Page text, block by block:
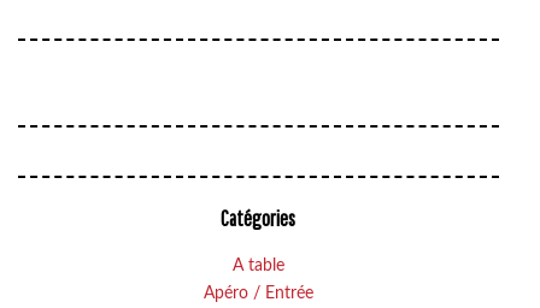
Catégories
A table
Apéro / Entrée